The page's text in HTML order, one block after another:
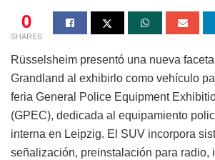
0
SHARES
Rüsselsheim presentó una nueva
Grandland al exhibirlo como vehículo
feria General Police Equipment
(GPEC), dedicada al equipamiento
interna en Leipzig. El SUV incorpora
señalización, preinstalación para radio,